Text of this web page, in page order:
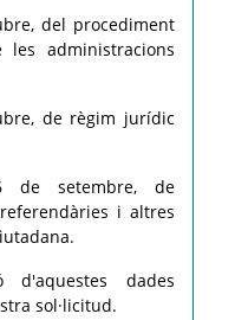
del procediment
administracions
de règim jurídic
de setembre, de
i altres
d'aquestes dades
sol·licitud.